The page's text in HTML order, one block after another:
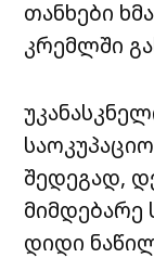
თანხები
კრემლში
შედეგად,
დიდი